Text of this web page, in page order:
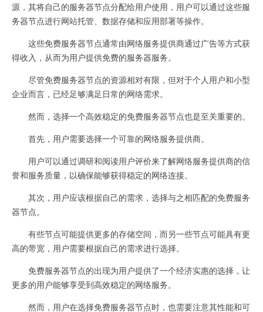
源，其将自己的服务器节点分配给用户使用，用户可以通过这些服
务器节点进行网站托管、数据存储和应用部署等操作。
这些免费服务器节点通常由网络服务提供商通过广告等方式获
得收入，从而为用户提供免费的服务器服务。
尽管免费服务器节点的资源相对有限，但对于个人用户和小型
企业而言，已经足够满足日常的网络需求。
然而，选择一个高效稳定的免费服务器节点也是至关重要的。
首先，用户需要选择一个可靠的网络服务提供商。
用户可以通过调研和阅读用户评价来了解网络服务提供商的信
誉和服务质量，以确保能够获得稳定的网络连接。
其次，用户应该根据自己的需求，选择与之相匹配的免费服务
器节点。
有些节点可能提供更多的存储空间，而另一些节点可能具有更
高的带宽，用户需要根据自己的需求进行选择。
免费服务器节点的出现为用户提供了一个经济实惠的选择，让
更多的用户能够享受到高效稳定的网络服务。
然而，用户在选择免费服务器节点时，也需要注意其性能和可